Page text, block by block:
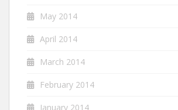
May 2014
April 2014
March 2014
February 2014
January 2014